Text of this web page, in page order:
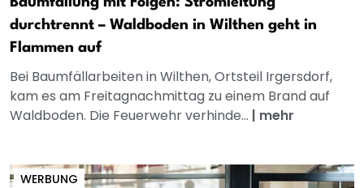
durchtrennt – Waldboden in Wilthen geht in
Flammen auf
Bei Baumfällarbeiten in Wilthen, Ortsteil Irgersdorf,
kam es am Freitagnachmittag zu einem Brand auf
Waldboden. Die Feuerwehr verhinde... | mehr
WERBUNG